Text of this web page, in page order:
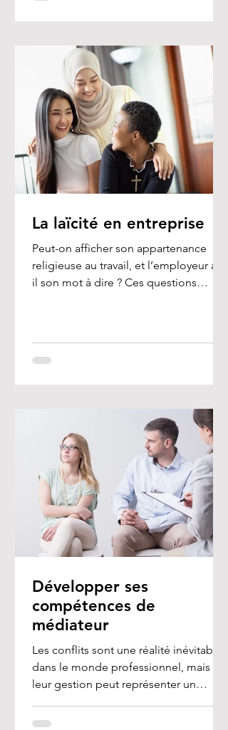
La laïcité en entreprise
Peut-on afficher son appartenance
religieuse au travail, et l’employeur a-t-
il son mot à dire ? Ces questions
Développer ses
compétences de
médiateur
Les conflits sont une réalité inévitable
dans le monde professionnel, mais
leur gestion peut représenter un